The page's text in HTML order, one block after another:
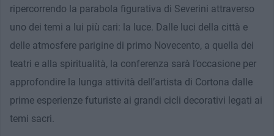
ripercorrendo la parabola figurativa di Severini attraverso
uno dei temi a lui più cari: la luce. Dalle luci della città e
delle atmosfere parigine di primo Novecento, a quella dei
teatri e alla spiritualità, la conferenza sarà l’occasione per
approfondire la lunga attività dell’artista di Cortona dalle
prime esperienze futuriste ai grandi cicli decorativi legati ai
temi sacri.